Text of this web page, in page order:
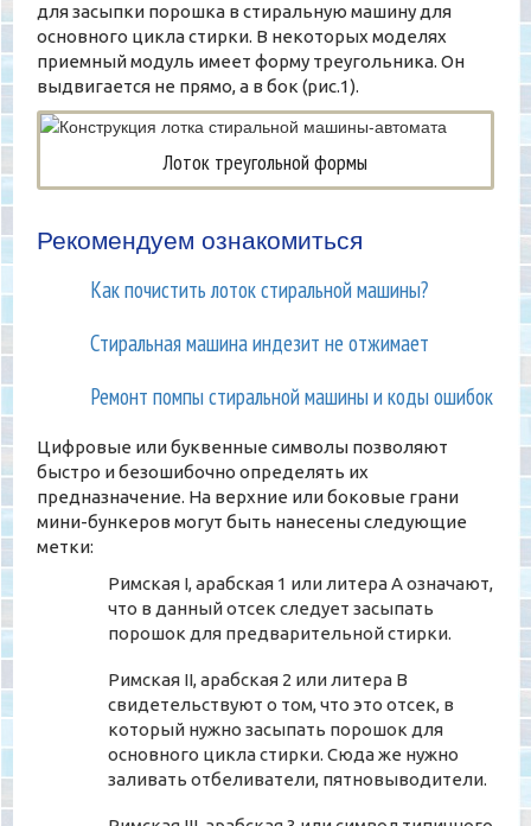
для засыпки порошка в стиральную машину для
основного цикла стирки. В некоторых моделях
приемный модуль имеет форму треугольника. Он
выдвигается не прямо, а в бок (рис.1).
Лоток треугольной формы
Рекомендуем ознакомиться
Как почистить лоток стиральной машины?
Стиральная машина индезит не отжимает
Ремонт помпы стиральной машины и коды ошибок
Цифровые или буквенные символы позволяют
быстро и безошибочно определять их
предназначение. На верхние или боковые грани
мини-бункеров могут быть нанесены следующие
метки:
Римская I, арабская 1 или литера А означают,
что в данный отсек следует засыпать
порошок для предварительной стирки.
Римская II, арабская 2 или литера В
свидетельствуют о том, что это отсек, в
который нужно засыпать порошок для
основного цикла стирки. Сюда же нужно
заливать отбеливатели, пятновыводители.